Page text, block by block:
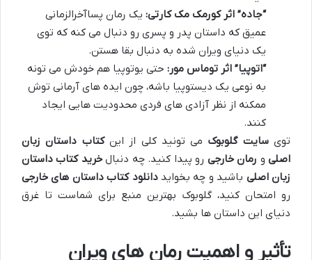
“جاده” اثر کورمک مک کارتی: یک رمان پساآخرالزمانی
عمیق که داستان پدر و پسری رو دنبال می کنه که توی
یک دنیای ویران شده به دنبال بقا هستن.
“اتوپیا” اثر توماس مور: حتی یوتوپیا هم خودش می تونه
به نوعی یک دیستوپیا باشه، چون ایده های آرمانی توش
ممکنه از نظر آزادی های فردی محدودیت هایی ایجاد
کنند.
تویسایت گلوبوک می تونید کلی از اینکتاب داستان زبان
اصلیو رمان خارجی رو پیدا کنید. چه دنبالخرید کتاب داستان
زبان اصلی باشید و چه بخوایددانلود کتاب داستان های خارجی
رو امتحان کنید، گلوبوک بهترین منبع برای شماست تا غرق
دنیای این داستان ها بشید.
تأثیر و اهمیت رمان های ویران